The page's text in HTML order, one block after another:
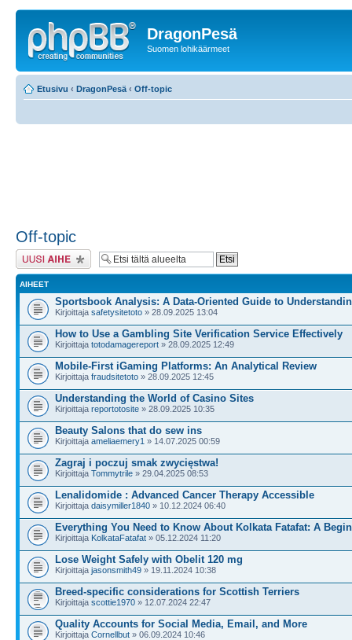
DragonPesä
Suomen lohikäärmeet
Etusivu ‹ DragonPesä ‹ Off-topic
Off-topic
Lähetä uusi viesti
AIHEET
Sportsbook Analysis: A Data-Oriented Guide to
Kirjoittaja safetysitetoto » 28.09.2025 13:04
How to Use a Gambling Site Verification Service Effectively
Kirjoittaja totodamagereport » 28.09.2025 12:49
Mobile-First iGaming Platforms: An Analytical Review
Kirjoittaja fraudsitetoto » 28.09.2025 12:45
Understanding the World of Casino Sites
Kirjoittaja reportotosite » 28.09.2025 10:35
Beauty Salons that do sew ins
Kirjoittaja ameliaemery1 » 14.07.2025 00:59
Zagraj i poczuj smak zwycięstwa!
Kirjoittaja Tommytrile » 29.04.2025 08:53
Lenalidomide : Advanced Cancer Therapy Accessible
Kirjoittaja daisymiller1840 » 10.12.2024 06:40
Everything You Need to Know About Kolkata Fatafat: A
Kirjoittaja KolkataFatafat » 05.12.2024 11:20
Lose Weight Safely with Obelit 120 mg
Kirjoittaja jasonsmith49 » 19.11.2024 10:38
Breed-specific considerations for Scottish Terriers
Kirjoittaja scottie1970 » 12.07.2024 22:47
Quality Accounts for Social Media, Email, and More
Kirjoittaja Cornellbut » 06.09.2024 10:46